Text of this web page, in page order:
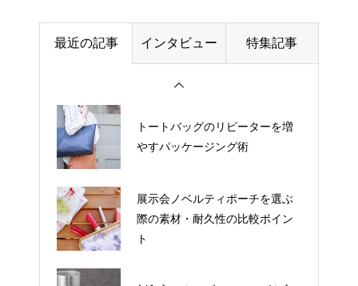
最近の記事 インタビュー 特集記事
来場者プレゼント用クッション
トートバッグのリピーターを増
やすパッケージング術
展示会ノベルティポーチを選ぶ
際の素材・耐久性の比較ポイン
ト